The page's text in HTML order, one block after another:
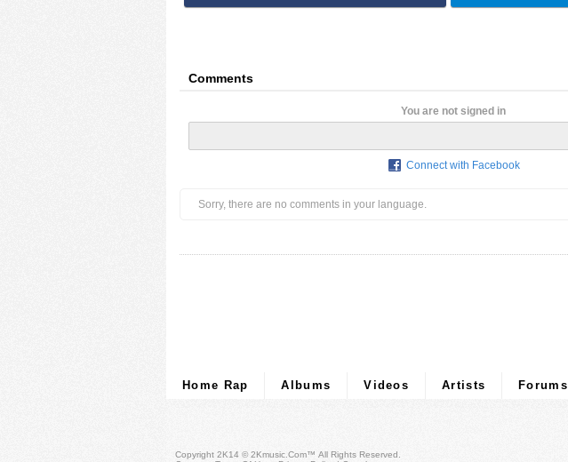
Comments
You are not signed in
Connect with Facebook
Sorry, there are no comments in your language.
Home Rap Albums Videos Artists Forums
Copyright 2K14 © 2Kmusic.com™ All Rights Reserved